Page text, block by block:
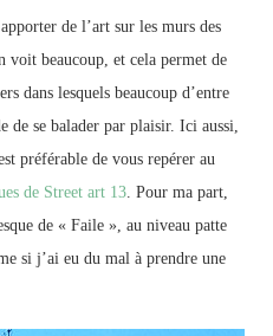
de l’art sur les murs des
voit beaucoup, et cela permet de
dans lesquels beaucoup d’entre
de se balader par plaisir. Ici aussi,
préférable de vous repérer au
de Street art 13 . Pour ma part,
de « Faile », au niveau patte
si j’ai eu du mal à prendre une